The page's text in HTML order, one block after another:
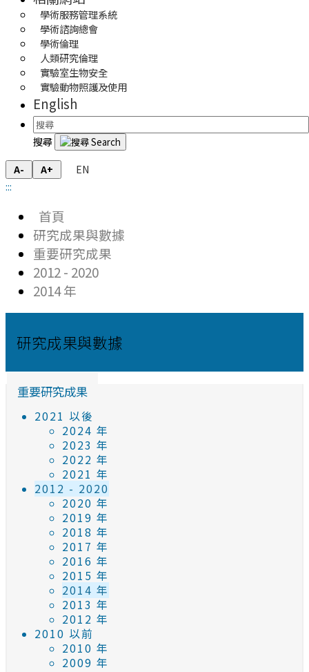
學術服務管理系統
學術諮詢總會
學術倫理
人類研究倫理
實驗室生物安全
實驗動物照護及使用
English
搜尋
A- A+
EN
:::
首頁
研究成果與數據
重要研究成果
2012 - 2020
2014 年
研究成果與數據
重要研究成果
2021 以後
2024 年
2023 年
2022 年
2021 年
2012 - 2020
2020 年
2019 年
2018 年
2017 年
2016 年
2015 年
2014 年
2013 年
2012 年
2010 以前
2010 年
2009 年